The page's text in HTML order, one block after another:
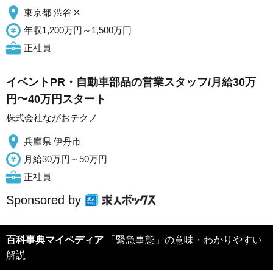
東京都 渋谷区
年収1,200万円～1,500万円
正社員
イベントPR・自動車部品の営業スタッフ/月給30万
円〜40万円スタート
株式会社ながおテクノ
兵庫県 伊丹市
月給30万円～50万円
正社員
Sponsored by
百科事典マイペディア 「緊急事態」の意味・わかりやすい
解説